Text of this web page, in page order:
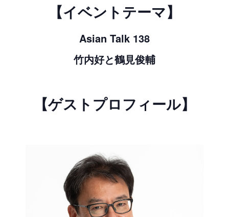
【イベントテーマ】
Asian Talk 138
竹内好と鶴見俊輔
【ゲストプロフィール】